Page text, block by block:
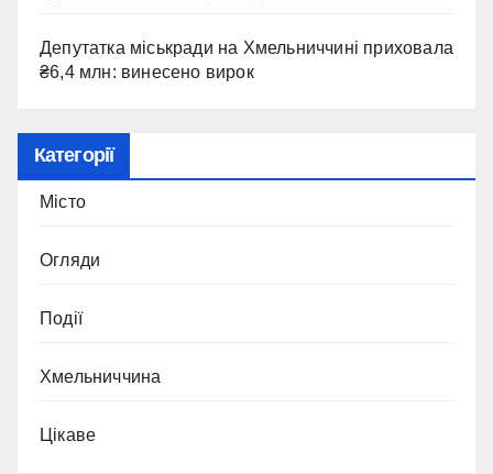
Депутатка міськради на Хмельниччині приховала
₴6,4 млн: винесено вирок
Категорії
Місто
Огляди
Події
Хмельниччина
Цікаве